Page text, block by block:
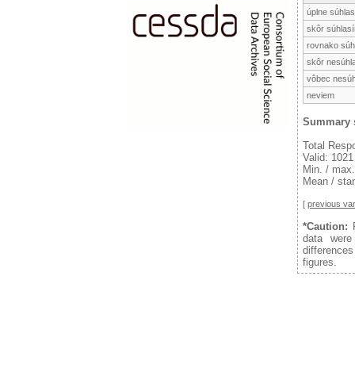
úplne
skôr
rovnako
skôr
vôbec
neviem
Summary
Total
Valid: 1021
Min. /
Mean /
[ previous
*Caution:
data
figures.